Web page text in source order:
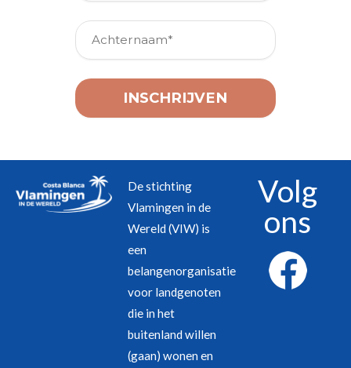
De stichting
Vlamingen in de
Wereld (VIW) is
een
belangenorganisatie
voor landgenoten
die in het
buitenland willen
(gaan) wonen en
Volg
ons